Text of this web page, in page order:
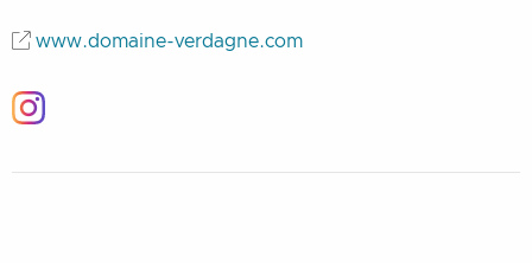
www.domaine-verdagne.com
Instagram